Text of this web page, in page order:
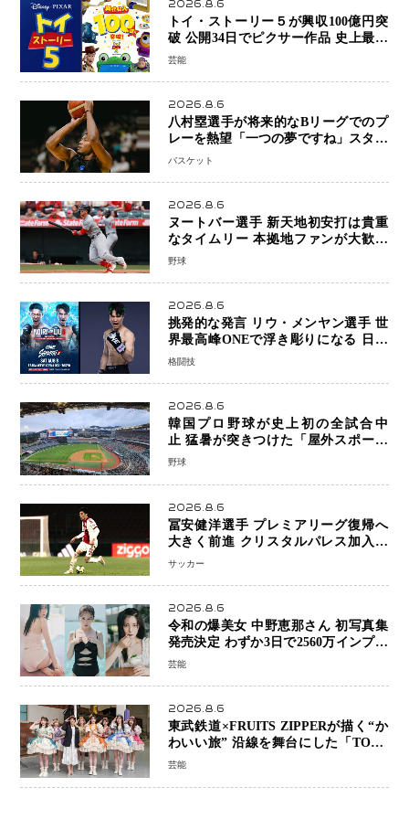
2026.8.6
トイ・ストーリー５が興収100億円突
破 公開34日でピクサー作品 史上最速
日本歴代シリーズ最高更新も目前
芸能
2026.8.6
八村塁選手が将来的なBリーグでのプ
レーを熱望「一つの夢ですね」スター
帰還がリーグ価値を押し上げる可能性
バスケット
2026.8.6
ヌートバー選手 新天地初安打は貴重
なタイムリー 本拠地ファンが大歓声
笑顔で歓喜
野球
2026.8.6
挑発的な発言 リウ・メンヤン選手 世
界最高峰ONEで浮き彫りになる 日本
キックボクシングが直面する“技術
格闘技
2026.8.6
韓国プロ野球が史上初の全試合中
止 猛暑が突きつけた「屋外スポーツ
の限界」 日本発のドーム型施設時代
野球
2026.8.6
冨安健洋選手 プレミアリーグ復帰へ
大きく前進 クリスタルパレス加入目
前 メディカルチェックも通過
サッカー
2026.8.6
令和の爆美女 中野恵那さん 初写真集
発売決定 わずか3日で2560万インプレ
ッションを記録した話題の美貌を凝縮
芸能
2026.8.6
東武鉄道×FRUITS ZIPPERが描く“か
わいい旅” 沿線を舞台にした「TOBU
KAWAII PROJECT」が開幕
芸能